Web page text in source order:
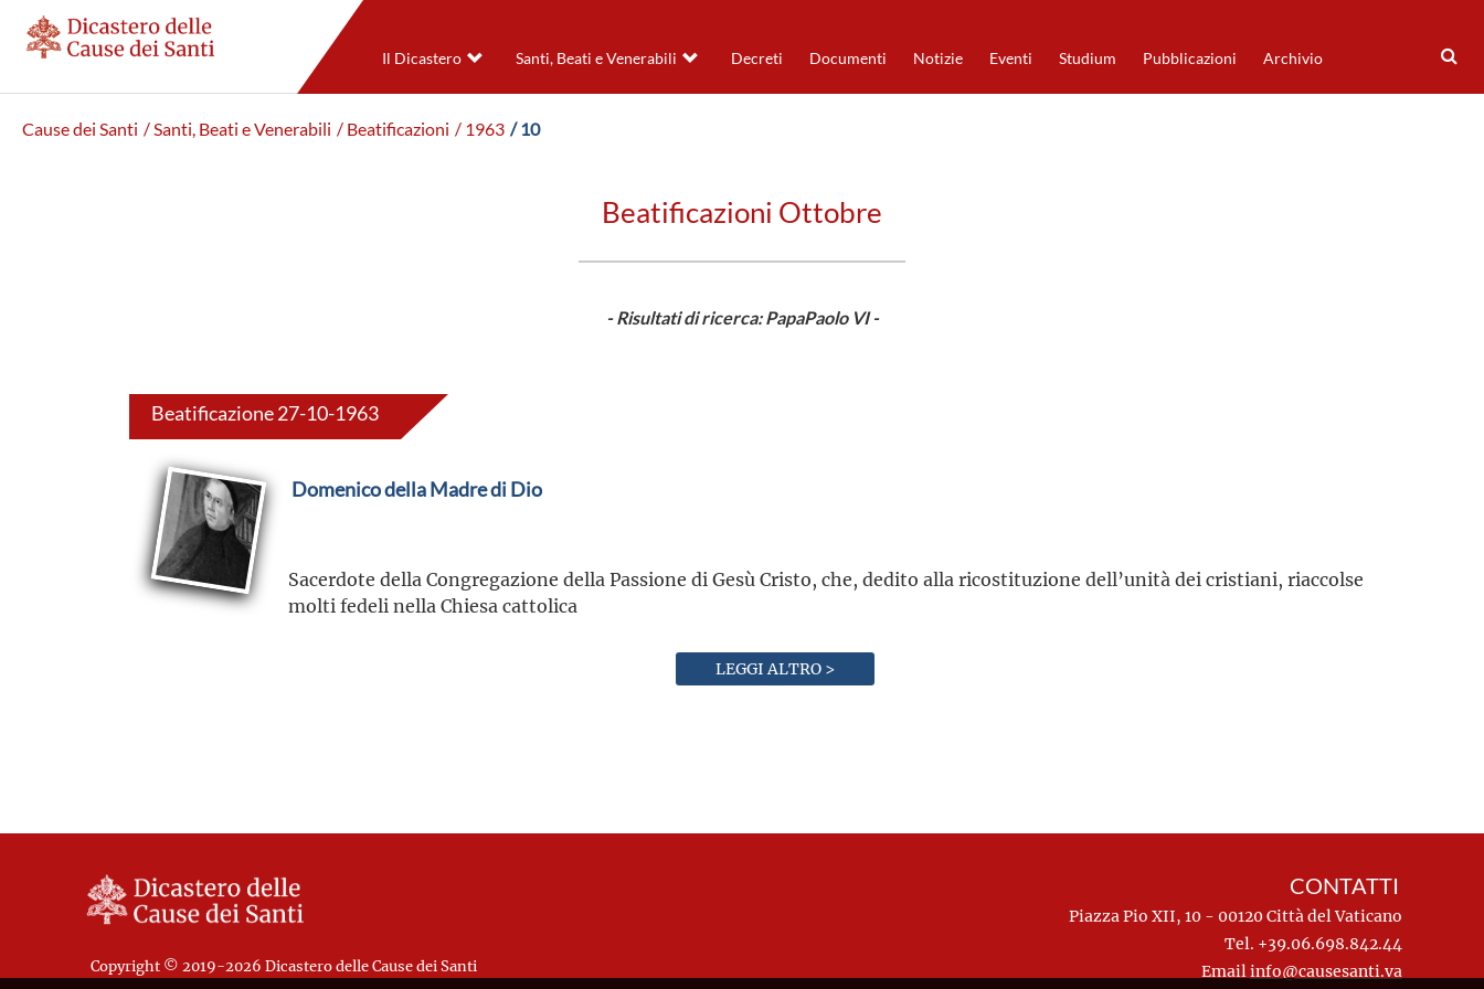
Il Dicastero Santi, Beati e Venerabili Decreti Documenti Notizie Eventi Studium Pubblicazioni Archivio
Cause dei Santi / Santi, Beati e Venerabili / Beatificazioni / 1963 / 10
Beatificazioni Ottobre
- Risultati di ricerca: PapaPaolo VI -
Beatificazione 27-10-1963
Domenico della Madre di Dio
Sacerdote della Congregazione della Passione di Gesù Cristo, che, dedito alla ricostituzione dell’unità dei cristiani, riaccolse
molti fedeli nella Chiesa cattolica
LEGGI ALTRO >
Copyright © 2019-2026 Dicastero delle Cause dei Santi
CONTATTI
Piazza Pio XII, 10 - 00120 Città del Vaticano
Tel. +39.06.698.842.44
Emailinfo@causesanti.va